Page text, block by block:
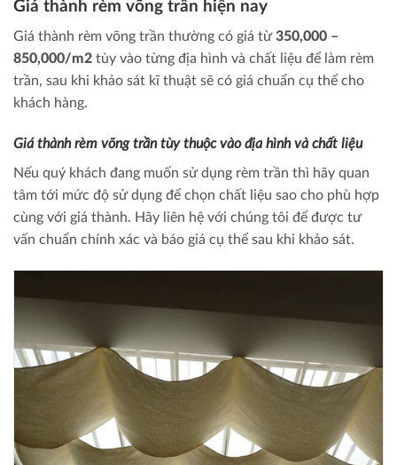
Giá thành rèm võng trần hiện nay
Giá thành rèm võng trần thường có giá từ350,000 –
850,000/m2 tùy vào từng địa hình và chất liệu để làm rèm
trần, sau khi khảo sát kĩ thuật sẽ có giá chuẩn cụ thể cho
khách hàng.
Giá thành rèm võng trần tùy thuộc vào địa hình và chất liệu
Nếu quý khách đang muốn sử dụng rèm trần thì hãy quan
tâm tới mức độ sử dụng để chọn chất liệu sao cho phù hợp
cùng với giá thành. Hãy liên hệ với chúng tôi để được tư
vấn chuẩn chính xác và báo giá cụ thể sau khi khảo sát.